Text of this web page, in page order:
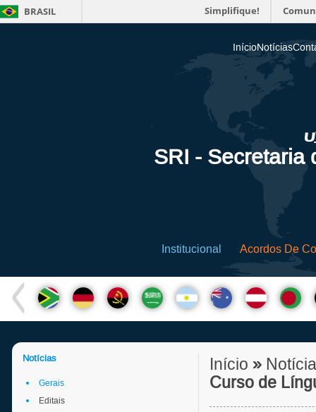
BRASIL Simplifique!
InícioNotícias
SRI - Secretaria
Institucional Acordos De
Notícias
Gerais
Editais
Início »
Curso de